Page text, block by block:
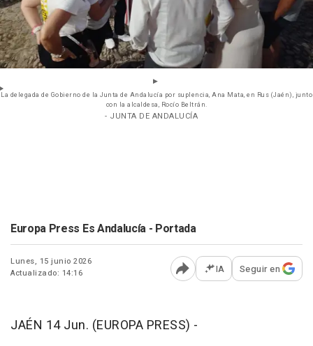
La delegada de Gobierno de la Junta de Andalucía por suplencia, Ana Mata, en Rus (Jaén), junto
con la alcaldesa, Rocío Beltrán.
- JUNTA DE ANDALUCÍA
Europa Press Es Andalucía - Portada
Lunes, 15 junio 2026
Actualizado: 14:16
Abrir opciones para
IA Seguir en
JAÉN 14 Jun. (EUROPA PRESS) -